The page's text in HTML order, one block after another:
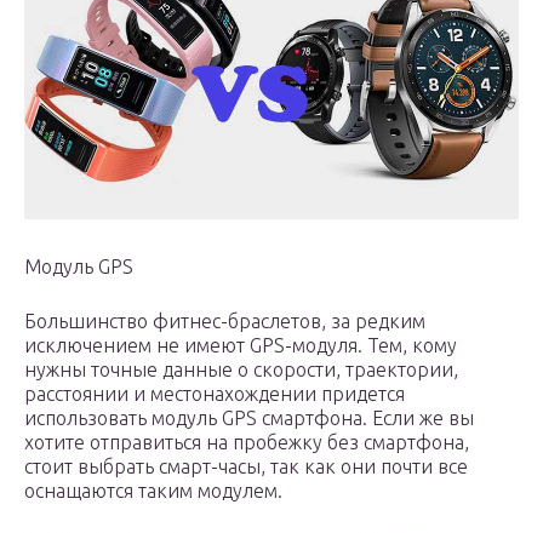
Модуль GPS
Большинство фитнес-браслетов, за редким
исключением не имеют GPS-модуля. Тем, кому
нужны точные данные о скорости, траектории,
расстоянии и местонахождении придется
использовать модуль GPS смартфона. Если же вы
хотите отправиться на пробежку без смартфона,
стоит выбрать смарт-часы, так как они почти все
оснащаются таким модулем.